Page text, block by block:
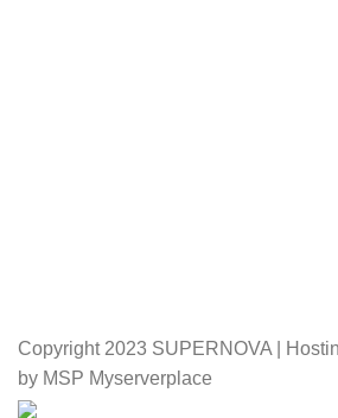
Copyright 2023 SUPERNOVA |
by MSP Myserverplace